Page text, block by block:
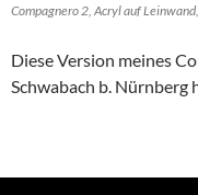
Compagnero 2, Acryl auf
Diese Version meines
Schwabach b. Nürnberg